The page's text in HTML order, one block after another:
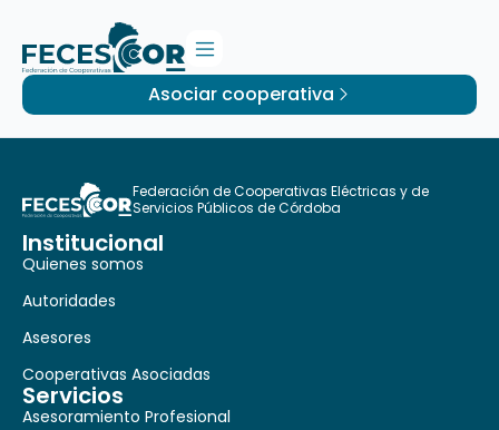
Asociar cooperativa
Federación de Cooperativas Eléctricas y de
Servicios Públicos de Córdoba
Institucional
Quienes somos
Autoridades
Asesores
Cooperativas Asociadas
Servicios
Asesoramiento Profesional